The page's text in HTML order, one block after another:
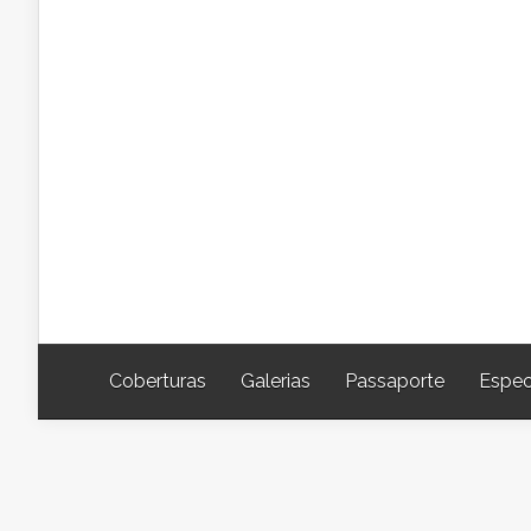
Coberturas Galerias Passaporte